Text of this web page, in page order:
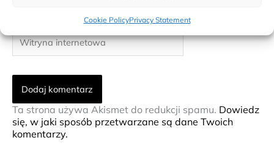
Cookie PolicyPrivacy Statement
Witryna
internetowa
Ta strona używa Akismet do redukcji spamu. Dowiedz
się, w jaki sposób przetwarzane są dane Twoich
komentarzy.